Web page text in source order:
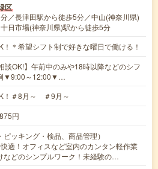
区
／長津田駅から徒歩5分／中山(神奈川県)
日市場(神奈川県)駅から徒歩5分
＊希望シフト制で好きな曜日で働ける！
談OK!】午前中のみや18時以降などのシフ
▼9:00～12:00▼…
！＃8月～ ＃9月～
円
ッキング・検品、商品管理）
適！オフィスなど室内のカンタン軽作業
などのシンプルワーク！未経験の…